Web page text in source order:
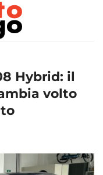
Hybrid: il
volto